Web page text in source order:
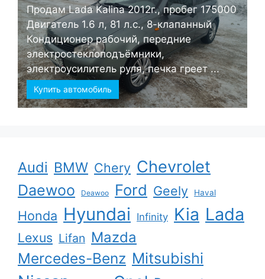
Продам Lada Kalina 2012г., пробег 175000
Двигатель 1.6 л, 81 л.с., 8-клапанный
Кондиционер рабочий, передние
электростеклоподъёмники,
электроусилитель руля, печка греет ...
Купить автомобиль
Audi BMW Chery Chevrolet
Daewoo Deawoo Ford Geely Haval
Honda Hyundai Infinity Kia Lada
Lexus Lifan Mazda
Mercedes-Benz Mitsubishi